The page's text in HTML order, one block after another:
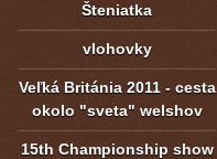
Šteniatka
vlohovky
Veľká Británia 2011 - cesta
okolo "sveta" welshov
15th Championship show